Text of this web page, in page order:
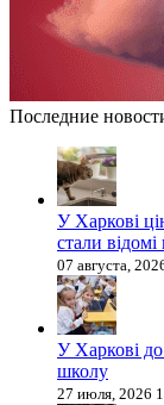
Последние
У Харкові
стали
07 августа,
У Харкові
школу
27 июля, 2026